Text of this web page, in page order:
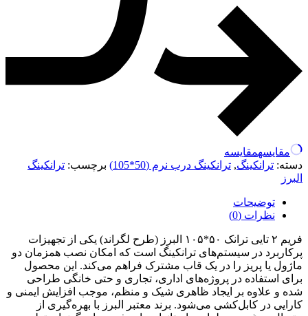
مقایسهمقایسه
دسته: ترانکینگ, ترانکینگ درب نرم (50*105) برچسب: ترانکینگ
البرز
توضیحات
نظرات (0)
فریم ۲ تایی ترانک ۵۰*۱۰۵ البرز (طرح لگراند) یکی از تجهیزات
پرکاربرد در سیستم‌های ترانکینگ است که امکان نصب همزمان دو
ماژول یا پریز را در یک قاب مشترک فراهم می‌کند. این محصول
برای استفاده در پروژه‌های اداری، تجاری و حتی خانگی طراحی
شده و علاوه بر ایجاد ظاهری شیک و منظم، موجب افزایش ایمنی و
کارایی در کابل‌کشی می‌شود. برند معتبر البرز با بهره‌گیری از